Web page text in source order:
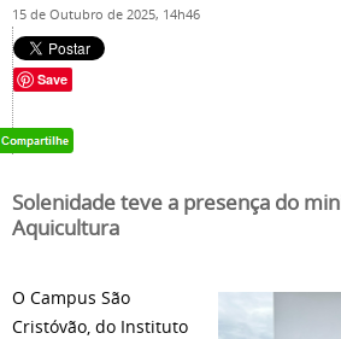
15 de Outubro de 2025, 14h46
Save
Solenidade teve a presença do
Aquicultura
O Campus São
Cristóvão, do Instituto